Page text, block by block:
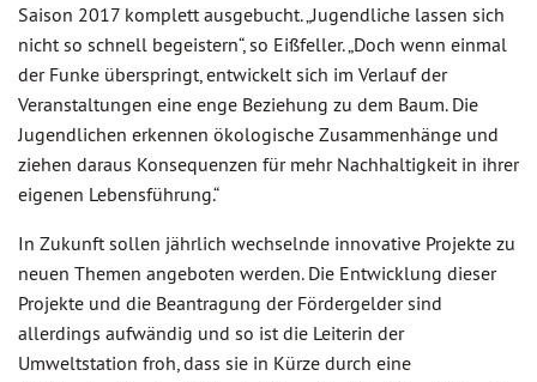
Saison 2017 komplett ausgebucht. „Jugendliche lassen sich
nicht so schnell begeistern“, so Eißfeller. „Doch wenn einmal
der Funke überspringt, entwickelt sich im Verlauf der
Veranstaltungen eine enge Beziehung zu dem Baum. Die
Jugendlichen erkennen ökologische Zusammenhänge und
ziehen daraus Konsequenzen für mehr Nachhaltigkeit in ihrer
eigenen Lebensführung.“
In Zukunft sollen jährlich wechselnde innovative Projekte zu
neuen Themen angeboten werden. Die Entwicklung dieser
Projekte und die Beantragung der Fördergelder sind
allerdings aufwändig und so ist die Leiterin der
Umweltstation froh, dass sie in Kürze durch eine